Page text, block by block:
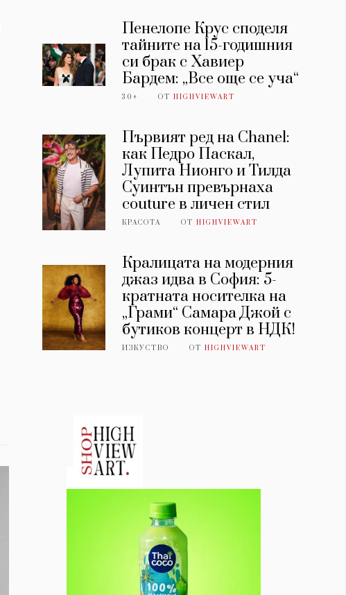
Пенелопе Крус споделя
тайните на 15-годишния
си брак с Хавиер
Бардем: „Все още се уча“
30+ ОТHIGHVIEWART
Първият ред на Chanel:
как Педро Паскал,
Лупита Нионго и Тилда
Суинтън превърнаха
couture в личен стил
КРАСОТА ОТHIGHVIEWART
Кралицата на модерния
джаз идва в София: 5-
кратната носителка на
„Грами“ Самара Джой с
бутиков концерт в НДК!
ИЗКУСТВО ОТHIGHVIEWART